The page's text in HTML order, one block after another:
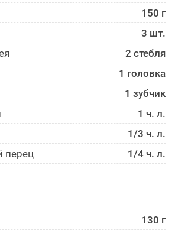
150 г
3 шт.
2 стебля
1 головка
1 зубчик
1 ч. л.
1/3 ч. л.
перец
1/4 ч. л.
130 г